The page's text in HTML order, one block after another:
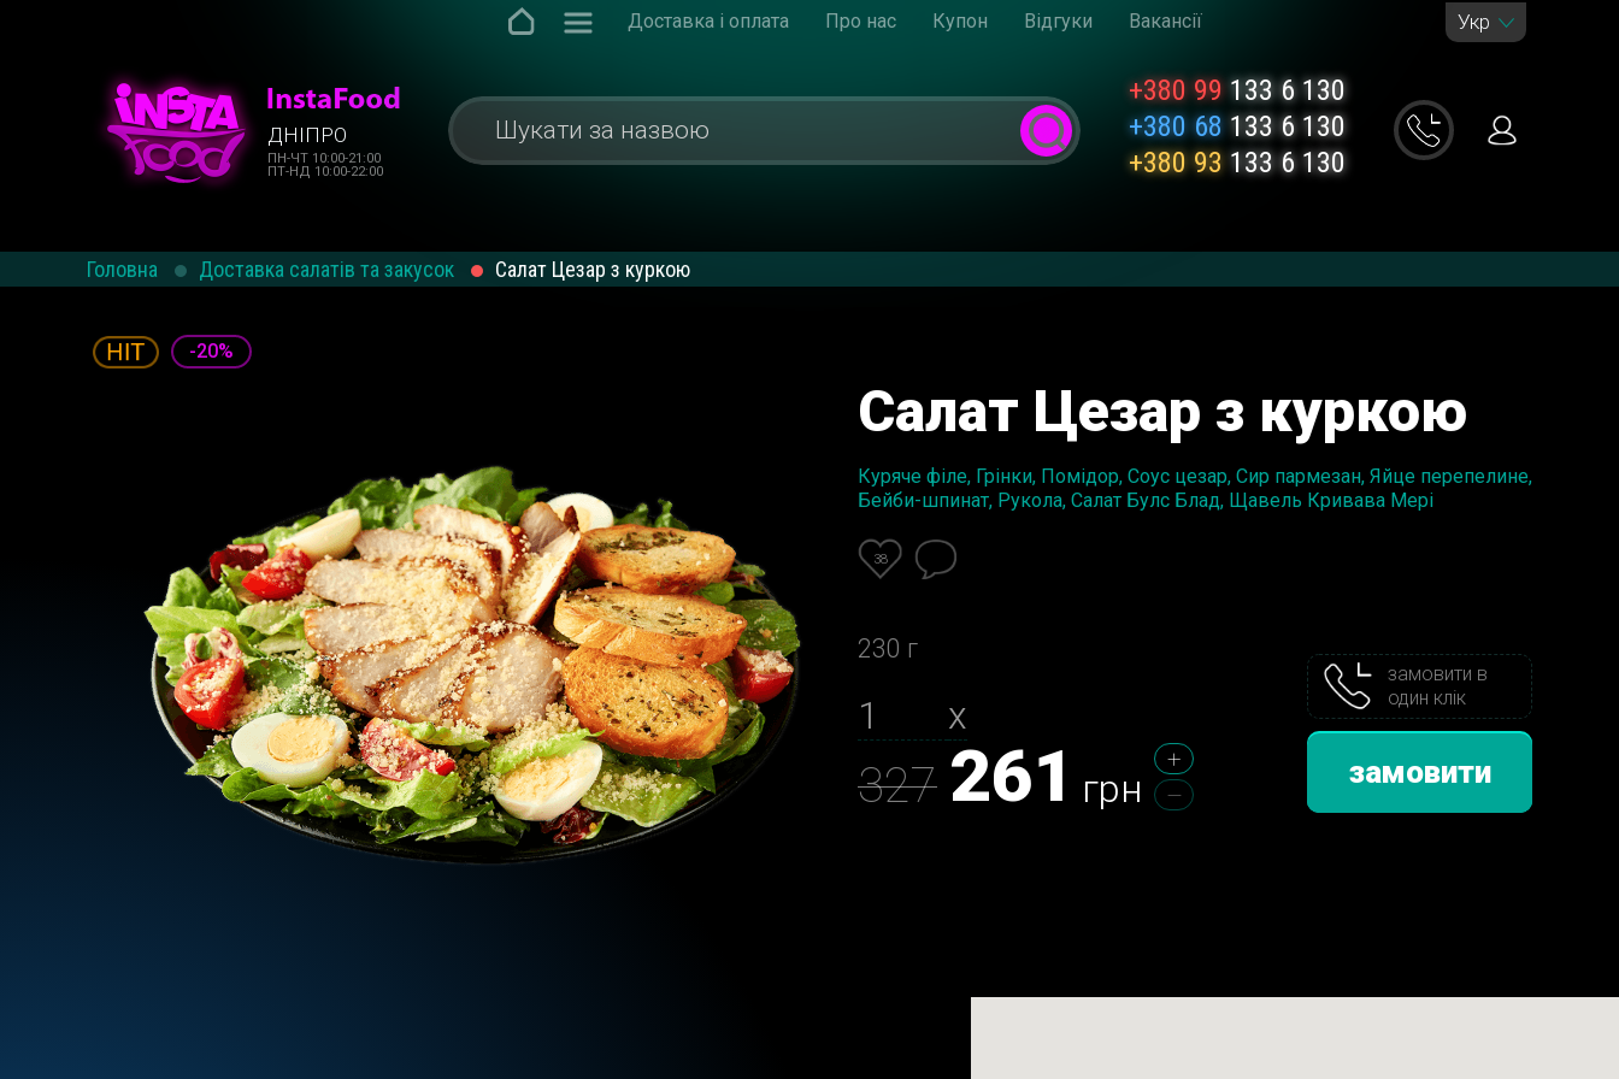
Доставка і оплата Про нас Купон Відгуки Вакансії Укр
ДНІПРО
ПН-ЧТ 10:00-21:00
ПТ-НД 10:00-22:00
+380 99133 6 130
+380 68 133 6 130
+380 93 133 6 130
Головна Доставка салатів та закусок Салат Цезар з куркою
-20%
Салат Цезар з куркою
Куряче філе, Грінки, Помідор, Соус цезар, Сир пармезан, Яйце перепелине,
Бейби-шпинат, Рукола, Салат Булс Блад, Щавель Кривава Мері
38
230 г
х
327 261 грн
замовити в
один клік
замовити